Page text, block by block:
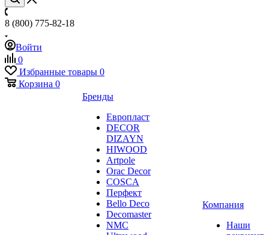
8 (800) 775-82-18
Войти
0
Избранные товары 0
Корзина 0
Бренды
Европласт
DECOR
DIZAYN
HIWOOD
Artpole
Orac Decor
COSCA
Перфект
Bello Deco
Decomaster
NMС
Компания
Наши